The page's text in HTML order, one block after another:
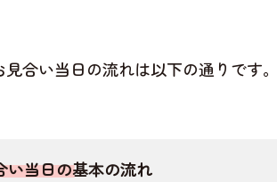
見合い当日の流れは以下の通りです
い当日の基本の流れ